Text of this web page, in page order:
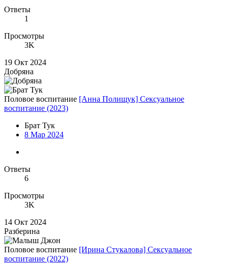
Ответы
1
Просмотры
3K
19 Окт 2024
Добряна
Половое воспитание [Анна Полищук] Сексуальное
воспитание (2023)
Брат Тук
8 Мар 2024
Ответы
6
Просмотры
3K
14 Окт 2024
Разберина
Половое воспитание [Ирина Стукалова] Сексуальное
воспитание (2022)